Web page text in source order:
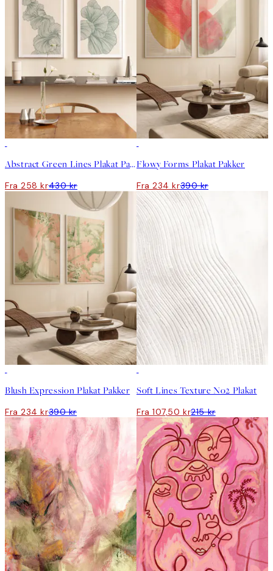
Abstract Green Lines Plakat Pakker
Fra 258 kr430 kr
Flowy Forms Plakat Pakker
Fra 234 kr390 kr
Blush Expression Plakat Pakker
Fra 234 kr390 kr
Soft Lines Texture No2 Plakat
Fra 107,50 kr215 kr